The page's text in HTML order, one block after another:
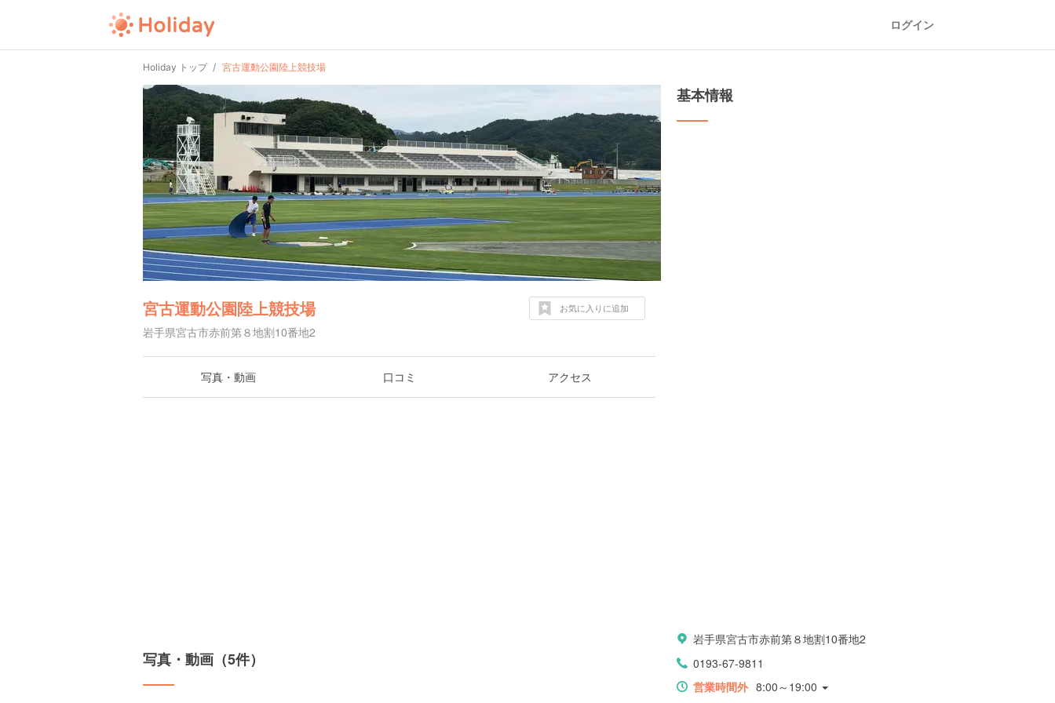
ログイン
Holiday トップ 宮古運動公園陸上競技場
宮古運動公園陸上競技場
岩手県宮古市赤前第８地割10番地2
お気に入りに追加
写真・動画 口コミ アクセス
写真・動画（5件）
基本情報
岩手県宮古市赤前第８地割10番地2
0193-67-9811
営業時間外 8:00～19:00